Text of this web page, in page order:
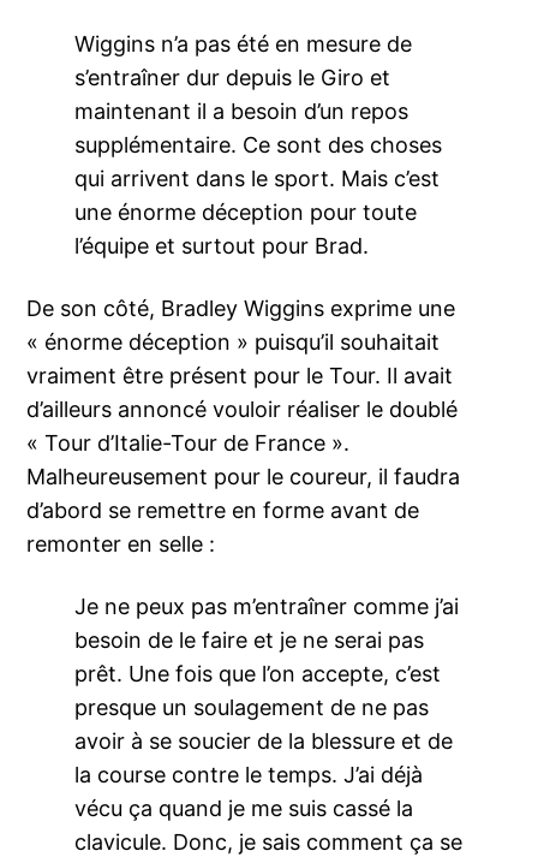
Wiggins n’a pas été en mesure de
s’entraîner dur depuis le Giro et
maintenant il a besoin d’un repos
supplémentaire. Ce sont des choses
qui arrivent dans le sport. Mais c’est
une énorme déception pour toute
l’équipe et surtout pour Brad.
De son côté, Bradley Wiggins exprime une
« énorme déception » puisqu’il souhaitait
vraiment être présent pour le Tour. Il avait
d’ailleurs annoncé vouloir réaliser le doublé
« Tour d’Italie-Tour de France ».
Malheureusement pour le coureur, il faudra
d’abord se remettre en forme avant de
remonter en selle :
Je ne peux pas m’entraîner comme j’ai
besoin de le faire et je ne serai pas
prêt. Une fois que l’on accepte, c’est
presque un soulagement de ne pas
avoir à se soucier de la blessure et de
la course contre le temps. J’ai déjà
vécu ça quand je me suis cassé la
clavicule. Donc, je sais comment ça se